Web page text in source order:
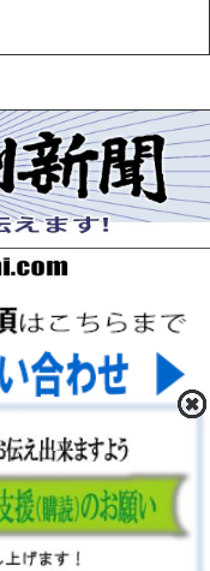
5 FAX 0994-42-